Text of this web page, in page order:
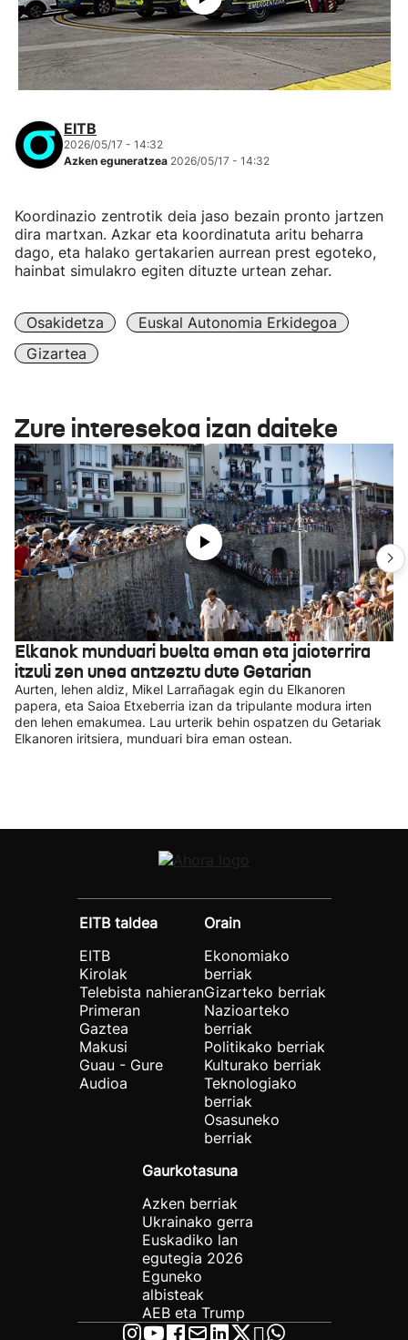
EITB
2026/05/17 - 14:32
Azken eguneratzea 2026/05/17 - 14:32
Koordinazio zentrotik deia jaso bezain pronto jartzen
dira martxan. Azkar eta koordinatuta aritu beharra
dago, eta halako gertakarien aurrean prest egoteko,
hainbat simulakro egiten dituzte urtean zehar.
Osakidetza
Euskal Autonomia Erkidegoa
Gizartea
Zure interesekoa izan daiteke
Elkanok munduari buelta eman eta jaioterrira
itzuli zen unea antzeztu dute Getarian
Aurten, lehen aldiz, Mikel Larrañagak egin du Elkanoren
papera, eta Saioa Etxeberria izan da tripulante modura irten
den lehen emakumea. Lau urterik behin ospatzen du Getariak
Elkanoren iritsiera, munduari bira eman ostean.
EITB taldea
EITB
Kirolak
Telebista nahieran
Primeran
Gaztea
Makusi
Guau - Gure
Audioa
Orain
Ekonomiako
berriak
Gizarteko berriak
Nazioarteko
berriak
Politikako berriak
Kulturako berriak
Teknologiako
berriak
Osasuneko
berriak
Gaurkotasuna
Azken berriak
Ukrainako gerra
Euskadiko lan
egutegia 2026
Eguneko
albisteak
AEB eta Trump